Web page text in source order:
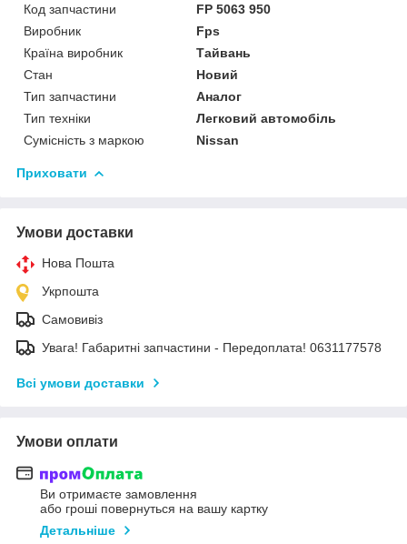
Код запчастини
FP 5063 950
Виробник
Fps
Країна виробник
Тайвань
Стан
Новий
Тип запчастини
Аналог
Тип техніки
Легковий автомобіль
Сумісність з маркою
Nissan
Приховати
Умови доставки
Нова Пошта
Укрпошта
Самовивіз
Увага! Габаритні запчастини - Передоплата! 0631177578
Всі умови доставки
Умови оплати
Ви отримаєте замовлення
або гроші повернуться на вашу картку
Детальніше